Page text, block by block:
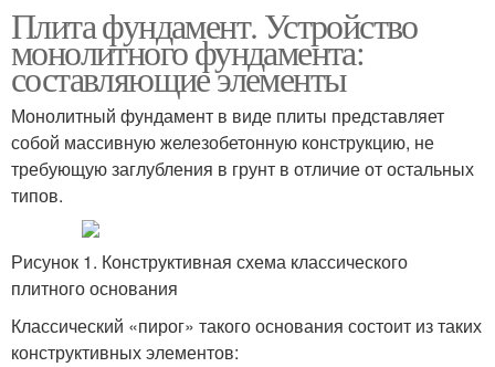
Плита фундамент. Устройство
монолитного фундамента:
составляющие элементы
Монолитный фундамент в виде плиты представляет
собой массивную железобетонную конструкцию, не
требующую заглубления в грунт в отличие от остальных
типов.
Рисунок 1. Конструктивная схема классического
плитного основания
Классический «пирог» такого основания состоит из таких
конструктивных элементов: